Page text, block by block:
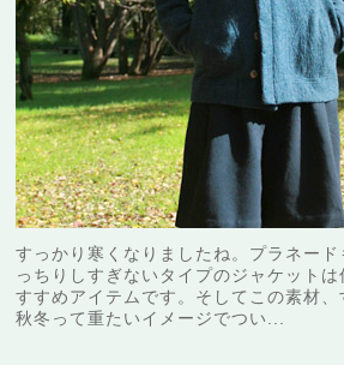
すっかり寒くなりましたね。プラネー
っちりしすぎないタイプのジャケット
すすめアイテムです。そしてこの素材、
秋冬って重たいイメージでつい...